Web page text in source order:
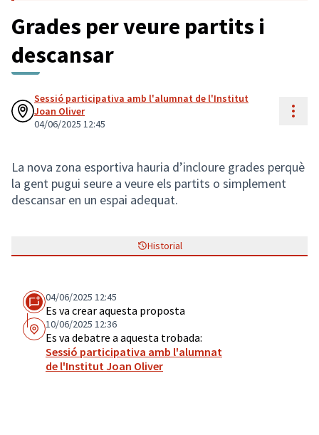
Grades per veure partits i
descansar
Sessió participativa amb l'alumnat de l'Institut
Joan Oliver
04/06/2025 12:45
La nova zona esportiva hauria d’incloure grades perquè
la gent pugui seure a veure els partits o simplement
descansar en un espai adequat.
Historial
04/06/2025 12:45
Es va crear aquesta proposta
10/06/2025 12:36
Es va debatre a aquesta trobada:
Sessió participativa amb l'alumnat
de l'Institut Joan Oliver